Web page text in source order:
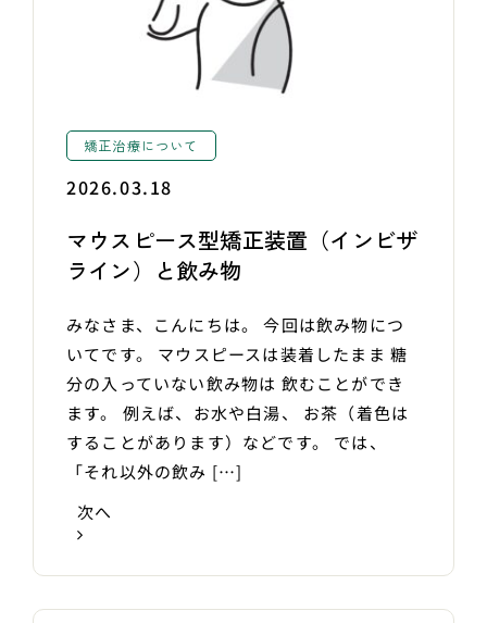
矯正治療について
2026.03.18
マウスピース型矯正装置（インビザ
ライン）と飲み物
みなさま、こんにちは。 今回は飲み物につ
いてです。 マウスピースは装着したまま 糖
分の入っていない飲み物は 飲むことができ
ます。 例えば、お水や白湯、 お茶（着色は
することがあります）などです。 では、
「それ以外の飲み […]
次へ